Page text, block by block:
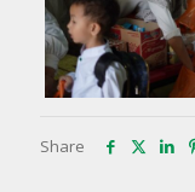
Share